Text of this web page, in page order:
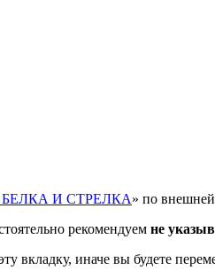
БЕЛКА И СТРЕЛКА» по
рекомендуем не
вкладку, иначе вы будете